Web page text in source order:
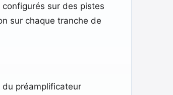
sur des pistes
sur chaque tranche de
préamplificateur